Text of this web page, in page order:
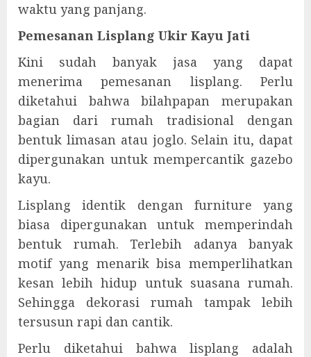
waktu yang panjang.
Pemesanan Lisplang Ukir Kayu Jati
Kini sudah banyak jasa yang dapat
menerima pemesanan lisplang. Perlu
diketahui bahwa bilahpapan merupakan
bagian dari rumah tradisional dengan
bentuk limasan atau joglo. Selain itu, dapat
dipergunakan untuk mempercantik gazebo
kayu.
Lisplang identik dengan furniture yang
biasa dipergunakan untuk memperindah
bentuk rumah. Terlebih adanya banyak
motif yang menarik bisa memperlihatkan
kesan lebih hidup untuk suasana rumah.
Sehingga dekorasi rumah tampak lebih
tersusun rapi dan cantik.
Perlu diketahui bahwa lisplang adalah